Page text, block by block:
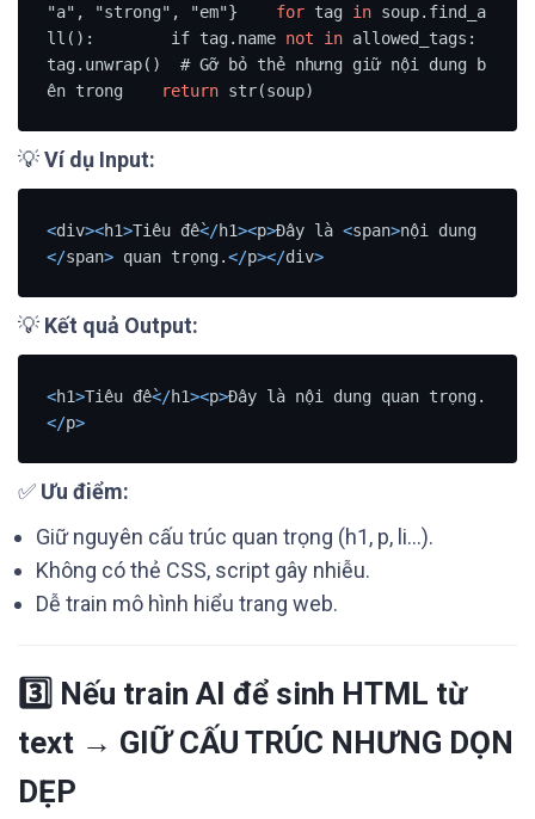
"a", "strong", "em"} for tag in soup.find_a
ll():        if tag.name not in allowed_tags:
tag.unwrap()  # Gỡ bỏ thẻ nhưng giữ nội dung b
ên trong
return str(soup)
💡Ví dụ Input:
<div><h1>Tiêu đề</h1><p>Đây là <span>nội dung
</span> quan trọng.</p></div>
💡 Kết quả Output:
<h1>Tiêu đề</h1><p>Đây là nội dung quan trọng.
</p>
✅ Ưu điểm:
Giữ nguyên cấu trúc quan trọng (h1, p, li…).
Không có thẻ CSS, script gây nhiễu.
Dễ train mô hình hiểu trang web.
3️⃣ Nếu train AI để sinh HTML từ
text → GIỮ CẤU TRÚC NHƯNG DỌN
DẸP